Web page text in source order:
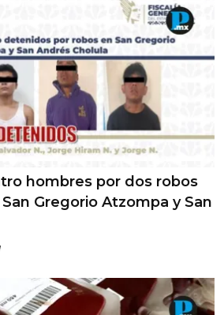
hombres por dos robos
Gregorio Atzompa y San